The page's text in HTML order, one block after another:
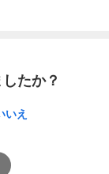
たか？
いえ